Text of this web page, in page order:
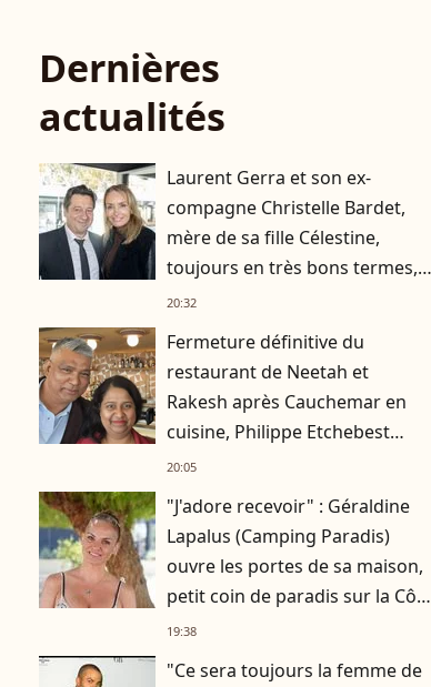
Dernières
actualités
Laurent Gerra et son ex-
compagne Christelle Bardet,
mère de sa fille Célestine,
toujours en très bons termes,
la preuve en images
20:32
Fermeture définitive du
restaurant de Neetah et
Rakesh après Cauchemar en
cuisine, Philippe Etchebest
pensait les avoir sauvés
20:05
"J'adore recevoir" : Géraldine
Lapalus (Camping Paradis)
ouvre les portes de sa maison,
petit coin de paradis sur la Côte
bleue
19:38
"Ce sera toujours la femme de